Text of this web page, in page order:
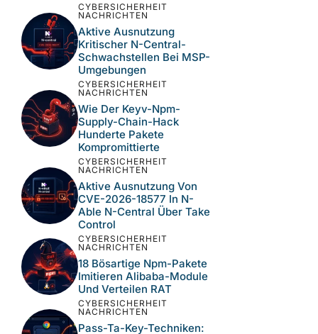
CYBERSICHERHEIT
NACHRICHTEN
Aktive Ausnutzung
Kritischer N-Central-
Schwachstellen Bei MSP-
Umgebungen
CYBERSICHERHEIT
NACHRICHTEN
Wie Der Keyv-Npm-
Supply-Chain-Hack
Hunderte Pakete
Kompromittierte
CYBERSICHERHEIT
NACHRICHTEN
Aktive Ausnutzung Von
CVE-2026-18577 In N-
Able N-Central Über Take
Control
CYBERSICHERHEIT
NACHRICHTEN
18 Bösartige Npm-Pakete
Imitieren Alibaba-Module
Und Verteilen RAT
CYBERSICHERHEIT
NACHRICHTEN
Pass-Ta-Key-Techniken: